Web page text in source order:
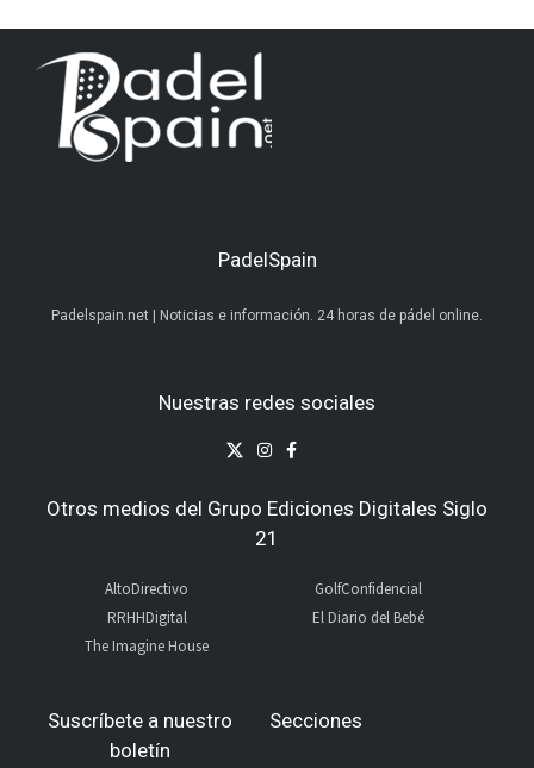
PadelSpain
Padelspain.net | Noticias e información. 24 horas de pádel online.
Nuestras redes sociales
Otros medios del Grupo Ediciones Digitales Siglo
21
AltoDirectivo
RRHHDigital
The Imagine House
GolfConfidencial
El Diario del Bebé
Suscríbete a nuestro
boletín
Secciones